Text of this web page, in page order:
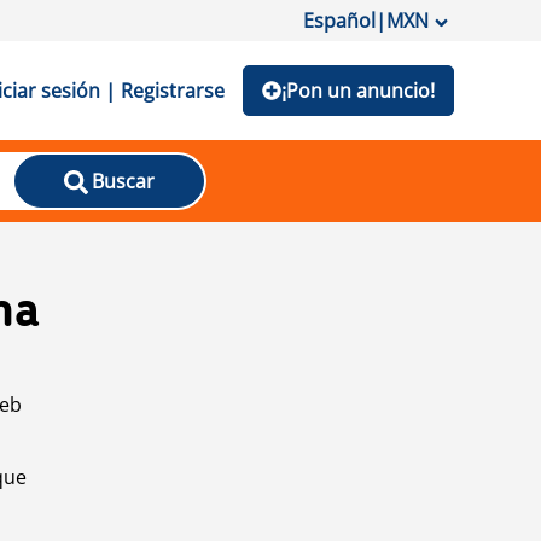
Español|MXN
sesión | Registrarse ¡Pon un anuncio!
Buscar